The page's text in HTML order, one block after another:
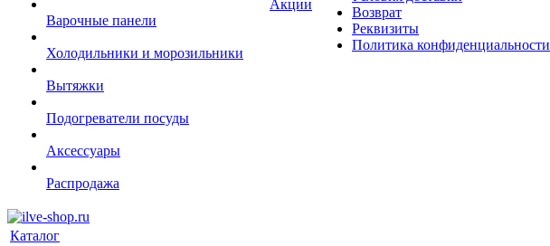
Варочные панели
Холодильники и морозильники
Вытяжки
Подогреватели посуды
Аксессуары
Распродажа
Акции
Возврат
Реквизиты
Политика конфиденциальности
Каталог